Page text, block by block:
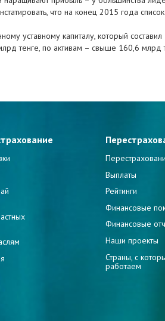
что на конец 2015 года
уставному капиталу, который
тенге, по активам – свыше 160,6
Выплаты
Рейтинги
Финансовые
Финансовые
Наши проекты
Страны, с
работаем